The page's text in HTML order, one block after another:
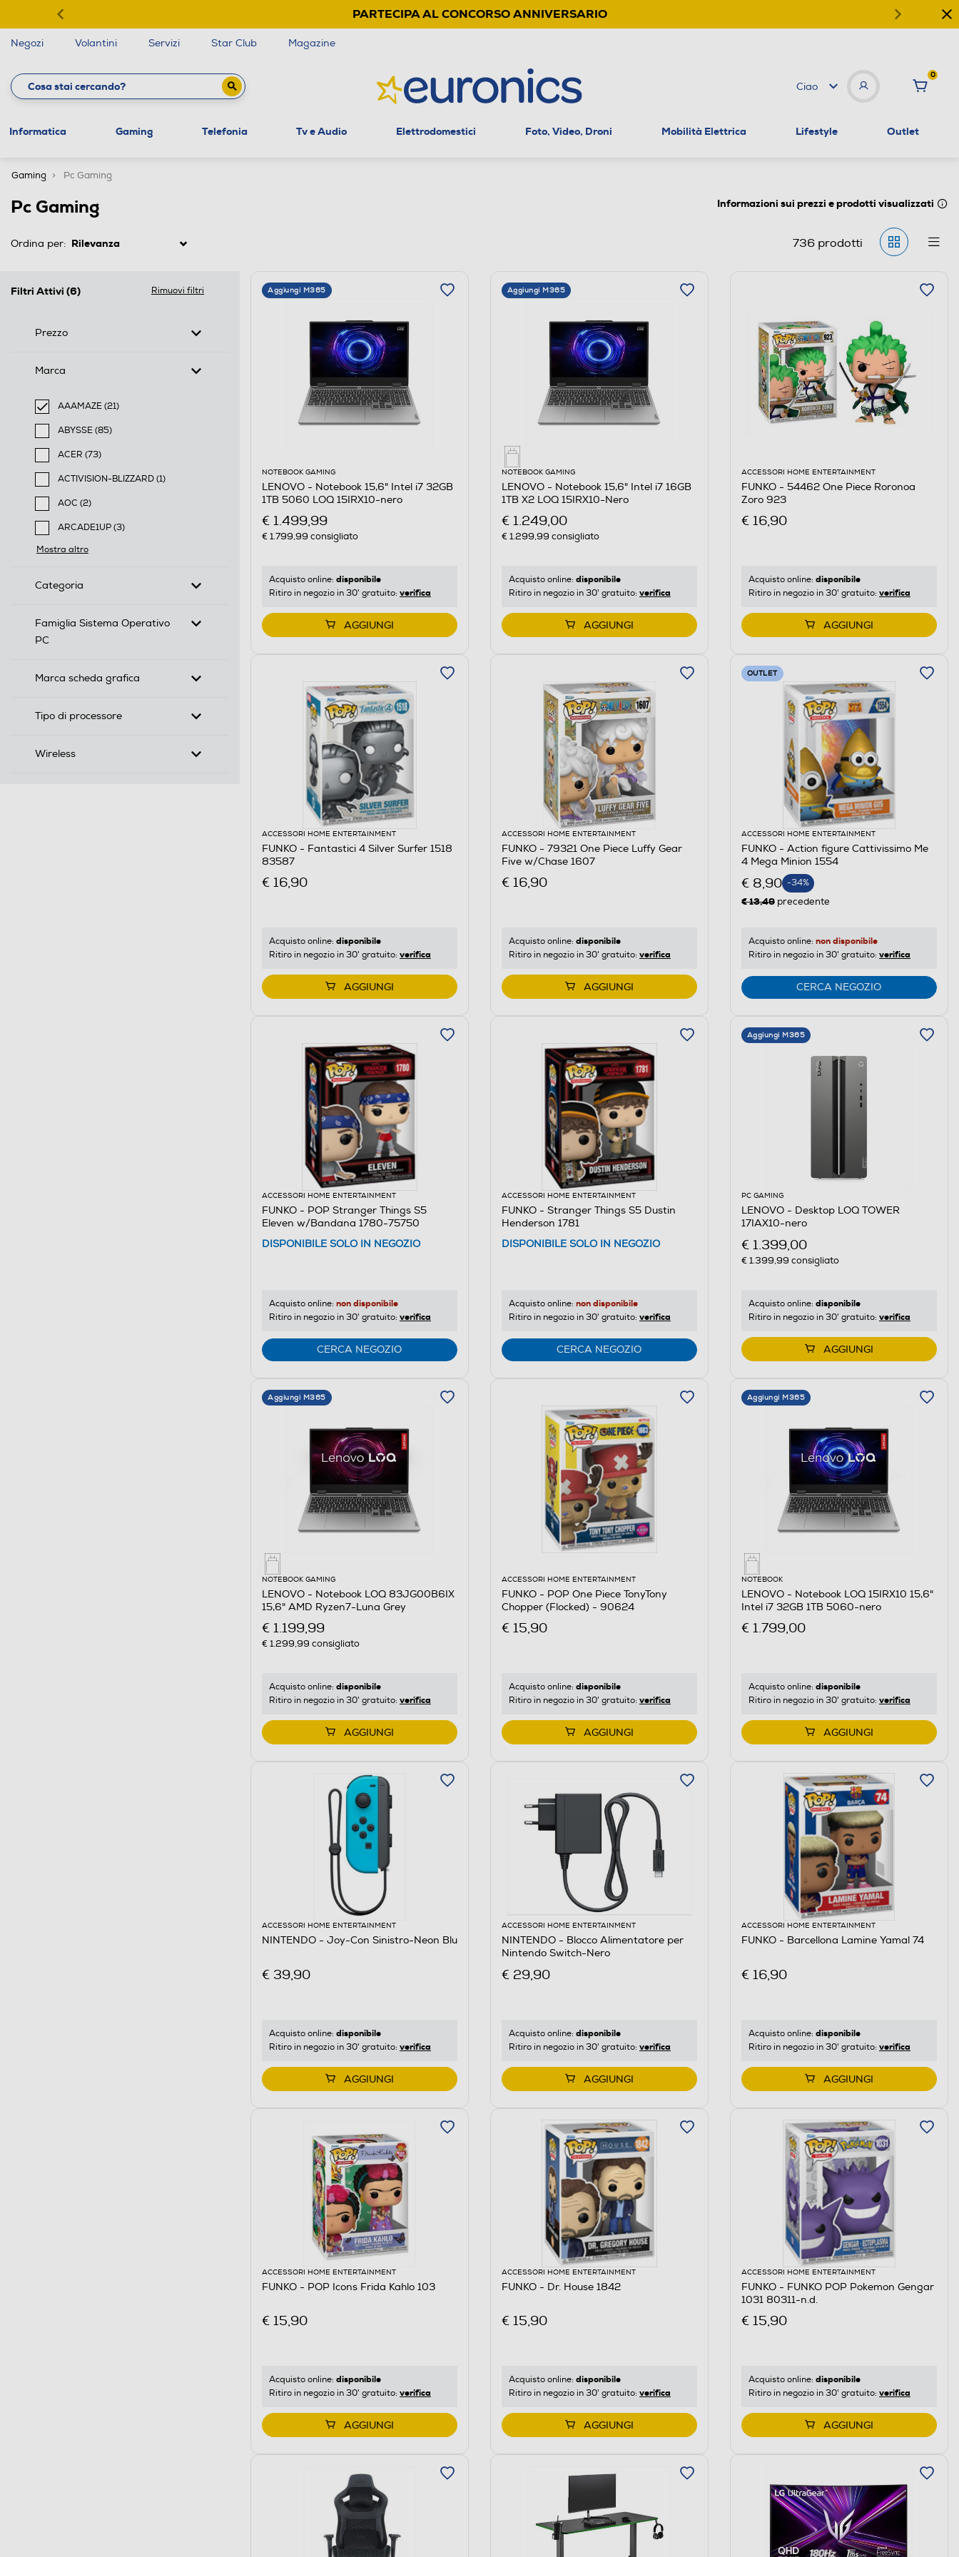
PARTECIPA AL CONCORSO ANNIVERSARIO
Negozi Volantini Servizi Star Club Magazine
Ciao
0
Informatica Gaming Telefonia Tv e Audio Elettrodomestici Foto, Video, Droni Mobilità Elettrica Lifestyle Outlet
Gaming Pc Gaming
Pc Gaming Informazioni sui prezzi e prodotti visualizzati
Ordina per: 736prodotti
Filtri Attivi (6) Rimuovi filtri
Prezzo
Marca
AAAMAZE (21)
selected Filtro applicato per Marca: AAAMAZE
ABYSSE (85)
Filtra per Marca: ABYSSE
ACER (73)
Filtra per Marca: ACER
ACTIVISION-BLIZZARD (1)
Filtra per Marca: ACTIVISION-BLIZZARD
AOC (2)
Filtra per Marca: AOC
ARCADE1UP (3)
Filtra per Marca: ARCADE1UP
Mostra altro
Categoria
Famiglia Sistema Operativo
PC
Marca scheda grafica
Tipo di processore
Wireless
Aggiungi M365
NOTEBOOK GAMING
LENOVO - Notebook 15,6" Intel i7 32GB
1TB 5060 LOQ 15IRX10-nero
€ 1.499,99
€ 1.799,99 consigliato
Acquisto online: disponibile
Ritiro in negozio in 30' gratuito: verifica
AGGIUNGI
Aggiungi M365
NOTEBOOK GAMING
LENOVO - Notebook 15,6" Intel i7 16GB
1TB X2 LOQ 15IRX10-Nero
€ 1.249,00
€ 1.299,99 consigliato
Acquisto online: disponibile
Ritiro in negozio in 30' gratuito: verifica
AGGIUNGI
ACCESSORI HOME ENTERTAINMENT
FUNKO - 54462 One Piece Roronoa
Zoro 923
€ 16,90
Acquisto online: disponibile
Ritiro in negozio in 30' gratuito: verifica
AGGIUNGI
ACCESSORI HOME ENTERTAINMENT
FUNKO - Fantastici 4 Silver Surfer 1518
83587
€ 16,90
Acquisto online: disponibile
Ritiro in negozio in 30' gratuito: verifica
AGGIUNGI
ACCESSORI HOME ENTERTAINMENT
FUNKO - 79321 One Piece Luffy Gear
Five w/Chase 1607
€ 16,90
Acquisto online: disponibile
Ritiro in negozio in 30' gratuito: verifica
AGGIUNGI
OUTLET
ACCESSORI HOME ENTERTAINMENT
FUNKO - Action figure Cattivissimo Me
4 Mega Minion 1554
€ 8,90 -34%
€ 13,49precedente
Acquisto online: non disponibile
Ritiro in negozio in 30' gratuito: verifica
CERCA NEGOZIO
ACCESSORI HOME ENTERTAINMENT
FUNKO - POP Stranger Things S5
Eleven w/Bandana 1780-75750
DISPONIBILE SOLO IN NEGOZIO
Acquisto online: non disponibile
Ritiro in negozio in 30' gratuito: verifica
CERCA NEGOZIO
ACCESSORI HOME ENTERTAINMENT
FUNKO - Stranger Things S5 Dustin
Henderson 1781
DISPONIBILE SOLO IN NEGOZIO
Acquisto online: non disponibile
Ritiro in negozio in 30' gratuito: verifica
CERCA NEGOZIO
Aggiungi M365
PC GAMING
LENOVO - Desktop LOQ TOWER
17IAX10-nero
€ 1.399,00
€ 1.399,99 consigliato
Acquisto online: disponibile
Ritiro in negozio in 30' gratuito: verifica
AGGIUNGI
Aggiungi M365
NOTEBOOK GAMING
LENOVO - Notebook LOQ 83JG00B6IX
15,6" AMD Ryzen7-Luna Grey
€ 1.199,99
€ 1.299,99 consigliato
Acquisto online: disponibile
Ritiro in negozio in 30' gratuito: verifica
AGGIUNGI
ACCESSORI HOME ENTERTAINMENT
FUNKO - POP One Piece TonyTony
Chopper (Flocked) - 90624
€ 15,90
Acquisto online: disponibile
Ritiro in negozio in 30' gratuito: verifica
AGGIUNGI
Aggiungi M365
NOTEBOOK
LENOVO - Notebook LOQ 15IRX10 15,6"
Intel i7 32GB 1TB 5060-nero
€ 1.799,00
Acquisto online: disponibile
Ritiro in negozio in 30' gratuito: verifica
AGGIUNGI
ACCESSORI HOME ENTERTAINMENT
NINTENDO - Joy-Con Sinistro-Neon Blu
€ 39,90
Acquisto online: disponibile
Ritiro in negozio in 30' gratuito: verifica
AGGIUNGI
ACCESSORI HOME ENTERTAINMENT
NINTENDO - Blocco Alimentatore per
Nintendo Switch-Nero
€ 29,90
Acquisto online: disponibile
Ritiro in negozio in 30' gratuito: verifica
AGGIUNGI
ACCESSORI HOME ENTERTAINMENT
FUNKO - Barcellona Lamine Yamal 74
€ 16,90
Acquisto online: disponibile
Ritiro in negozio in 30' gratuito: verifica
AGGIUNGI
ACCESSORI HOME ENTERTAINMENT
FUNKO - POP Icons Frida Kahlo 103
€ 15,90
Acquisto online: disponibile
Ritiro in negozio in 30' gratuito: verifica
AGGIUNGI
ACCESSORI HOME ENTERTAINMENT
FUNKO - Dr. House 1842
€ 15,90
Acquisto online: disponibile
Ritiro in negozio in 30' gratuito: verifica
AGGIUNGI
ACCESSORI HOME ENTERTAINMENT
FUNKO - FUNKO POP Pokemon Gengar
1031 80311-n.d.
€ 15,90
Acquisto online: disponibile
Ritiro in negozio in 30' gratuito: verifica
AGGIUNGI